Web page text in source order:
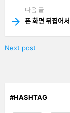
다음 글
폰 화면
Next post
#HASHTAG